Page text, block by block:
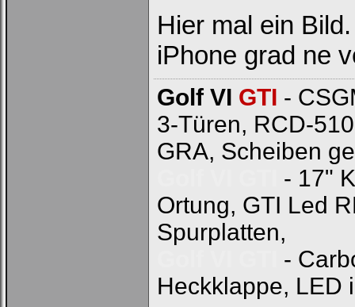
Hier mal ein
iPhone grad ne
Golf VI GTI -
3-Türen, RCD-
GRA, Scheiben
- 17"
Ortung, GTI Led
Spurplatten,
-
Heckklappe, LED